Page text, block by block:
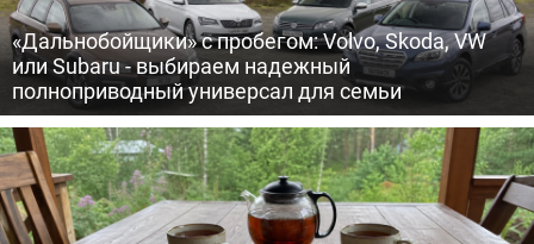
«Дальнобойщики» с пробегом: Volvo, Skoda, VW
или Subaru - выбираем надежный
полноприводный универсал для семьи